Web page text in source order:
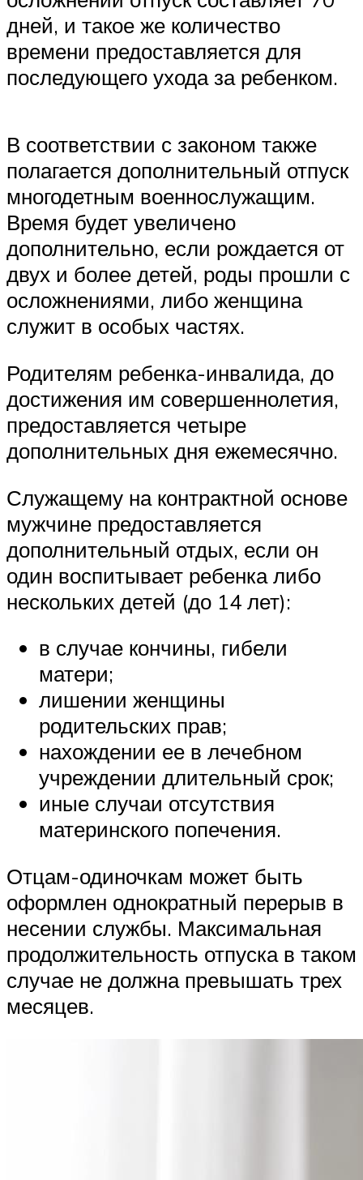
дней, и такое же количество
времени предоставляется для
последующего ухода за ребенком.
В соответствии с законом также
полагается дополнительный отпуск
многодетным военнослужащим.
Время будет увеличено
дополнительно, если рождается от
двух и более детей, роды прошли с
осложнениями, либо женщина
служит в особых частях.
Родителям ребенка-инвалида, до
достижения им совершеннолетия,
предоставляется четыре
дополнительных дня ежемесячно.
Служащему на контрактной основе
мужчине предоставляется
дополнительный отдых, если он
один воспитывает ребенка либо
нескольких детей (до 14 лет):
в случае кончины, гибели
матери;
лишении женщины
родительских прав;
нахождении ее в лечебном
учреждении длительный срок;
иные случаи отсутствия
материнского попечения.
Отцам-одиночкам может быть
оформлен однократный перерыв в
несении службы. Максимальная
продолжительность отпуска в таком
случае не должна превышать трех
месяцев.